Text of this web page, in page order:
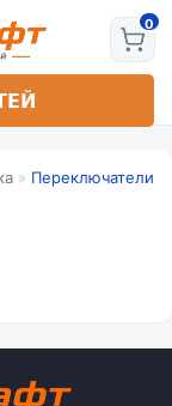
» Переключатели